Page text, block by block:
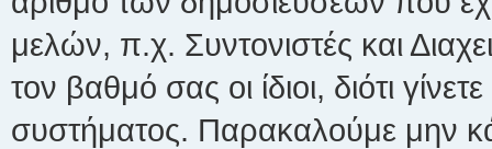
μελών, π.χ. Συντονιστές και
τον βαθμό σας οι ίδιοι, διότι
συστήματος. Παρακαλούμε μην